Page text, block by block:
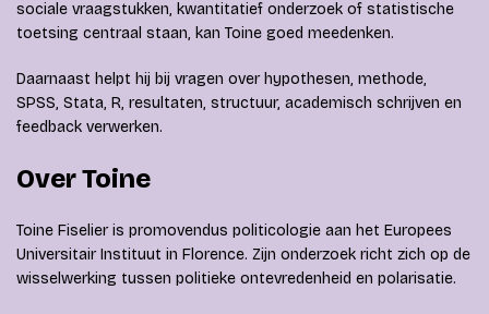
sociale vraagstukken, kwantitatief onderzoek of statistische
toetsing centraal staan, kan Toine goed meedenken.
Daarnaast helpt hij bij vragen over hypothesen, methode,
SPSS, Stata, R, resultaten, structuur, academisch schrijven en
feedback verwerken.
Over Toine
Toine Fiselier is promovendus politicologie aan het Europees
Universitair Instituut in Florence. Zijn onderzoek richt zich op de
wisselwerking tussen politieke ontevredenheid en polarisatie.